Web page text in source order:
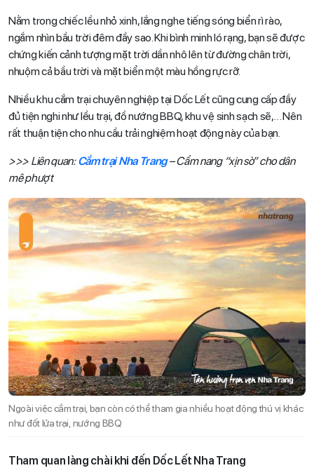
Nằm trong chiếc lều nhỏ xinh, lắng nghe tiếng sóng biển rì rào,
ngắm nhìn bầu trời đêm đầy sao. Khi bình minh ló rạng, bạn sẽ được
chứng kiến cảnh tượng mặt trời dần nhô lên từ đường chân trời,
nhuộm cả bầu trời và mặt biển một màu hồng rực rỡ.
Nhiều khu cắm trại chuyên nghiệp tại Dốc Lết cũng cung cấp đầy
đủ tiện nghi như lều trại, đồ nướng BBQ, khu vệ sinh sạch sẽ,… Nên
rất thuận tiện cho nhu cầu trải nghiệm hoạt động này của bạn.
>>> Liên quan:Cắm trại Nha Trang– Cẩm nang “xịn sò” cho dân
mê phượt
Ngoài việc cắm trại, bạn còn có thể tham gia nhiều hoạt động thú vị khác
như đốt lửa trại, nướng BBQ
Tham quan làng chài khi đến Dốc Lết Nha Trang